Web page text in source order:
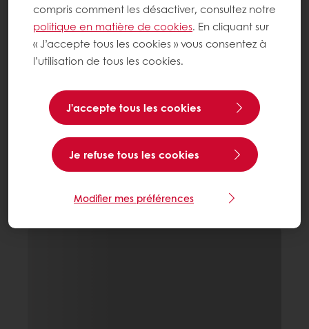
compris comment les désactiver, consultez notre
politique en matière de cookies. En cliquant sur
« J’accepte tous les cookies » vous consentez à
l’utilisation de tous les cookies.
J’accepte tous les cookies
Je refuse tous les cookies
Modifier mes préférences